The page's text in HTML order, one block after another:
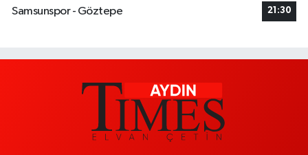
Samsunspor - Göztepe
21:30